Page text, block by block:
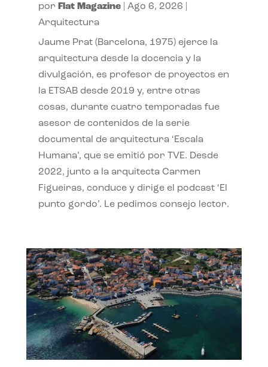
por Flat Magazine| Ago 6, 2026
Arquitectura
Jaume Prat (Barcelona, 1975) ejerce la
arquitectura desde la docencia y la
divulgación, es profesor de proyectos en
la ETSAB desde 2019 y, entre otras
cosas, durante cuatro temporadas fue
asesor de contenidos de la serie
documental de arquitectura ‘Escala
Humana’, que se emitió por TVE. Desde
2022, junto a la arquitecta Carmen
Figueiras, conduce y dirige el podcast ‘El
punto gordo’. Le pedimos consejo lector.